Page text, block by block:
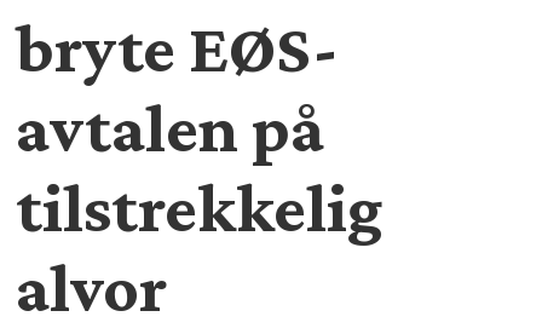
bryte EØS-
avtalen på
tilstrekkelig
alvor